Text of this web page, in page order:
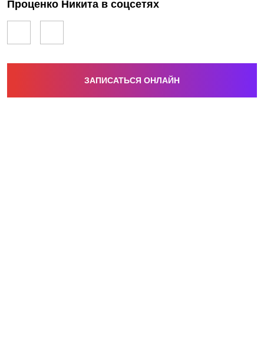
Проценко Никита в соцсетях
ЗАПИСАТЬСЯ ОНЛАЙН